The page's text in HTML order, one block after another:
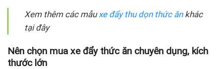
Xem thêm các mẫuxe đẩy thu dọn thức ănkhác
tại đây
Nên chọn mua xe đẩy thức ăn chuyên dụng, kích
thước lớn